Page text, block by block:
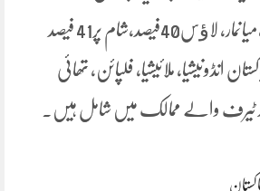
لینڈ آئی لینڈز 10فیصد،میانمار، لاﺅس40فیصد،شام پر41 فیصد
انڈونیشیا، ملائیشیا، فلپائن، تھائی